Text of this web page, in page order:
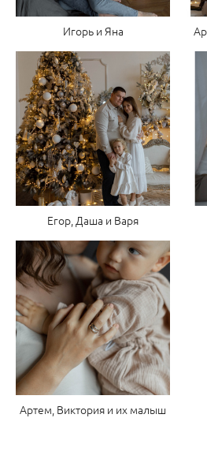
Игорь и Яна
Егор, Даша и Варя
Артем, Виктория и их малыш